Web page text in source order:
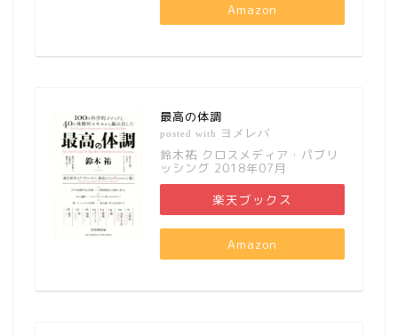
Amazon
最高の体調
posted with ヨメレバ
鈴木祐 クロスメディア・パブリ
ッシング 2018年07月
楽天ブックス
Amazon